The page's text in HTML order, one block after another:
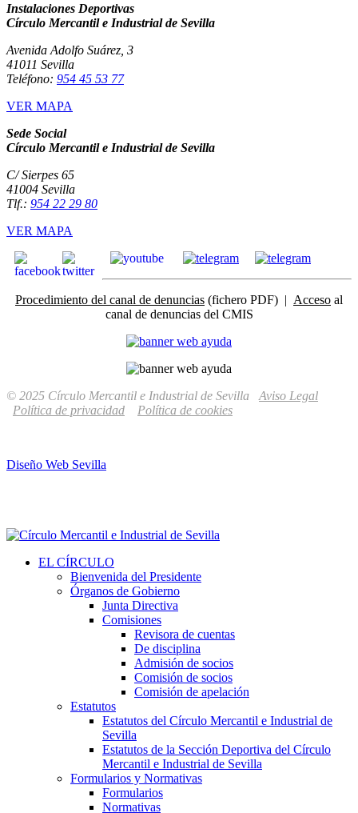
Instalaciones Deportivas
Círculo Mercantil e Industrial de Sevilla
Avenida Adolfo Suárez, 3
41011 Sevilla
Teléfono: 954 45 53 77
VER MAPA
Sede Social
Círculo Mercantil e Industrial de Sevilla
C/ Sierpes 65
41004 Sevilla
Tlf.: 954 22 29 80
VER MAPA
Procedimiento del canal de denuncias (fichero PDF) | Acceso al
canal de denuncias del CMIS
© 2025 Círculo Mercantil e Industrial de Sevilla Aviso Legal
Política de privacidad
Política de cookies
Diseño Web Sevilla
EL CÍRCULO
Bienvenida del Presidente
Órganos de Gobierno
Junta Directiva
Comisiones
Revisora de cuentas
De disciplina
Admisión de socios
Comisión de socios
Comisión de apelación
Estatutos
Estatutos del Círculo Mercantil e Industrial de
Sevilla
Estatutos de la Sección Deportiva del Círculo
Mercantil e Industrial de Sevilla
Formularios y Normativas
Formularios
Normativas